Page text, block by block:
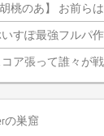
のあ】 お前らはのあを許し
すぽ最強フルパ作ると
コア張って誰々が
の巣窟